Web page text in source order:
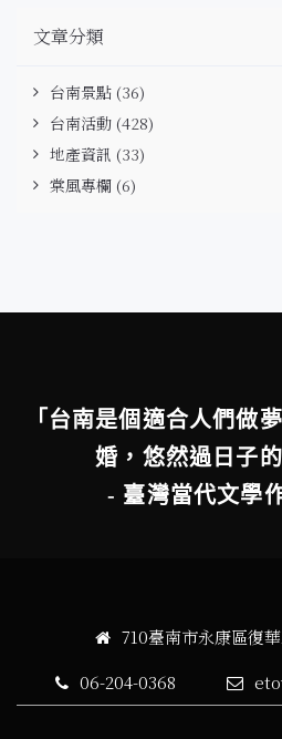
文章分類
台南景點 (36)
台南活動 (428)
地產資訊 (33)
棠風專欄 (6)
「台南是個適合人們做
婚，悠然過日子的
- 臺灣當代文學
710臺南市永康區復
06-204-0368